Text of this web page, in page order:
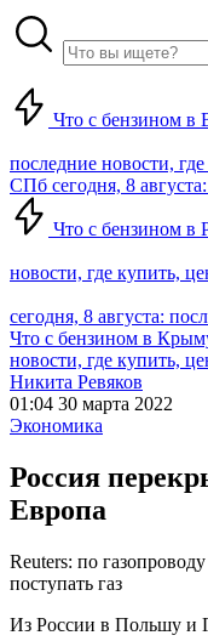
Что с бензином в
последние новости,
СПб сегодня, 8
Что с бензином в
новости, где купить,
сегодня, 8 августа:
Что с бензином в
новости, где купить,
Никита Ревяков
01:04 30 марта 2022
Экономика
Россия
Европа
Reuters: по
поступать газ
Из России в Польшу и